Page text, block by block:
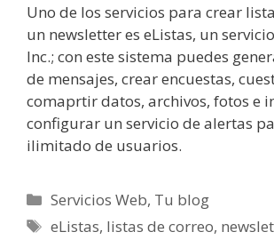
Uno de los servicios para crear
un newsletter es eListas, un
Inc.; con este sistema puedes
de mensajes, crear encuestas,
comaprtir datos, archivos, fotos e
configurar un servicio de alertas
ilimitado de usuarios.
Categorías
Servicios Web, Tu blog
Etiquetas
eListas, listas de correo,